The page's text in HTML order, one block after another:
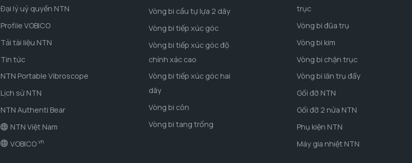
Đại lý uỷ quyền NTN
Profile VOBICO
Tải tài liệu NTN
Tin tức
NTN Portable Vibroscope
Lịch sử NTN
NTN Authenti Bear
NTN Việt Nam
VOBICO.vn
Vòng bi cầu tự lựa 2 dãy
Vòng bi tiếp xúc góc
Vòng bi tiếp xúc góc độ
chính xác cao
Vòng bi tiếp xúc góc hai
dãy
Vòng bi côn
Vòng bi tang trống
trục
Vòng bi đũa trụ
Vòng bi kim
Vòng bi chặn trục
Vòng bi lăn trụ đẩy
Gối đỡ NTN
Gối đỡ 2 nửa NTN
Phụ kiện NTN
Máy gia nhiệt NTN